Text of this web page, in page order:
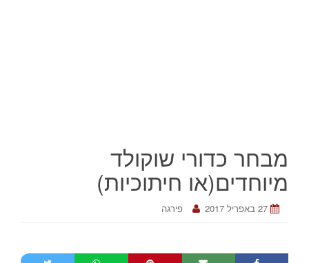
מבחר כדורי שוקולד
מיוחדים(או חיתוכיות)
27 באפריל 2017 פירגה